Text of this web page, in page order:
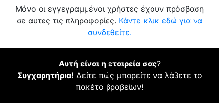
Μόνο οι εγγεγραμμένοι χρήστες έχουν πρόσβαση
σε αυτές τις πληροφορίες. Κάντε κλικ εδώ για να
συνδεθείτε.
Αυτή είναι η εταιρεία σας?
Συγχαρητήρια! Δείτε πώς μπορείτε να λάβετε το
πακέτο βραβείων!